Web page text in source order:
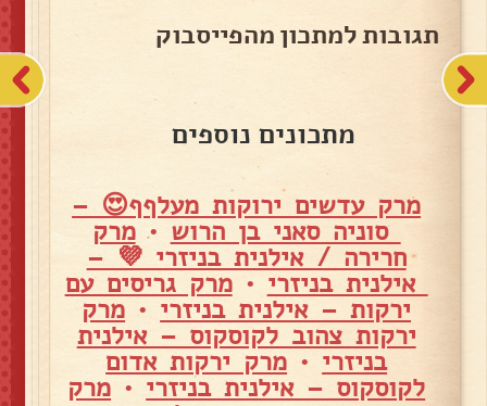
תגובות למתכון מהפייסבוק
מתכונים נוספים
מרק עדשים ירוקות מעלףף😍 –
סוניה סאני בן הרוש •מרק
חרירה / אילנית בניזרי 💜 –
אילנית בניזרי •מרק גריסים עם
ירקות – אילנית בניזרי • מרק
ירקות צהוב לקוסקוס – אילנית
בניזרי • מרק ירקות אדום
לקוסקוס – אילנית בניזרי • מרק